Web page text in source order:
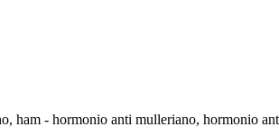
ham - hormonio anti mulleriano, hormonio